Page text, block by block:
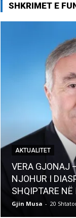
SHKRIMET E
AKTUALITET
VERA GJONAJ
NJOHUR I
SHQIPTARE NË
Gjin Musa - 20